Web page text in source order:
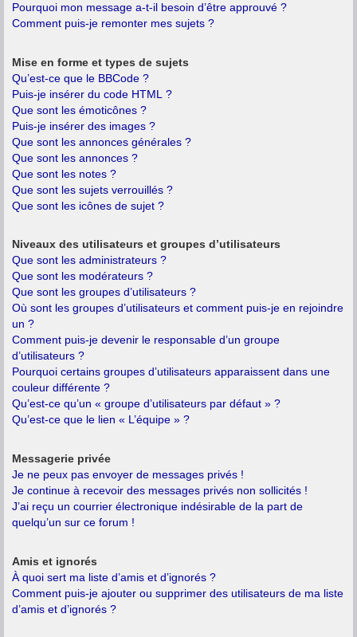
Pourquoi mon message a-t-il besoin d’être approuvé ?
Comment puis-je remonter mes sujets ?
Mise en forme et types de sujets
Qu’est-ce que le BBCode ?
Puis-je insérer du code HTML ?
Que sont les émoticônes ?
Puis-je insérer des images ?
Que sont les annonces générales ?
Que sont les annonces ?
Que sont les notes ?
Que sont les sujets verrouillés ?
Que sont les icônes de sujet ?
Niveaux des utilisateurs et groupes d’utilisateurs
Que sont les administrateurs ?
Que sont les modérateurs ?
Que sont les groupes d’utilisateurs ?
Où sont les groupes d’utilisateurs et comment puis-je en rejoindre
un ?
Comment puis-je devenir le responsable d’un groupe
d’utilisateurs ?
Pourquoi certains groupes d’utilisateurs apparaissent dans une
couleur différente ?
Qu’est-ce qu’un « groupe d’utilisateurs par défaut » ?
Qu’est-ce que le lien « L’équipe » ?
Messagerie privée
Je ne peux pas envoyer de messages privés !
Je continue à recevoir des messages privés non sollicités !
J’ai reçu un courrier électronique indésirable de la part de
quelqu’un sur ce forum !
Amis et ignorés
À quoi sert ma liste d’amis et d’ignorés ?
Comment puis-je ajouter ou supprimer des utilisateurs de ma liste
d’amis et d’ignorés ?